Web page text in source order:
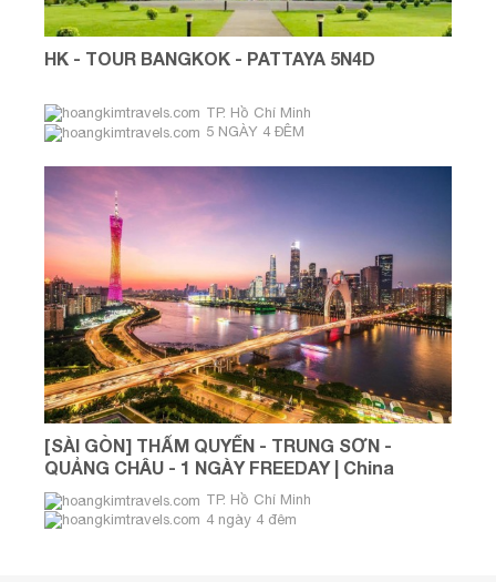
HK - TOUR BANGKOK - PATTAYA 5N4D
TP. Hồ Chí Minh
5 NGÀY 4 ĐÊM
[SÀI GÒN] THẨM QUYẾN - TRUNG SƠN -
QUẢNG CHÂU - 1 NGÀY FREEDAY | China
Southern Airlines 4 NGÀY 4 ĐÊM
TP. Hồ Chí Minh
4 ngày 4 đêm